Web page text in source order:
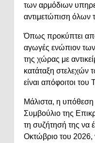
των αρμόδιων
αντιμετώπιση
Όπως προκύπτει
αγωγές ενώπιον των
της χώρας με
κατάταξη
είναι απόφοιτοι
Μάλιστα, η υπόθεση
Συμβούλιο της
τη συζήτησή της να
Οκτώβριο του 2026,